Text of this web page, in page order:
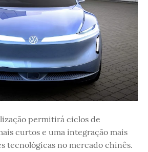
permitirá ciclos de
curtos e uma integração mais
tecnológicas no mercado chinês.